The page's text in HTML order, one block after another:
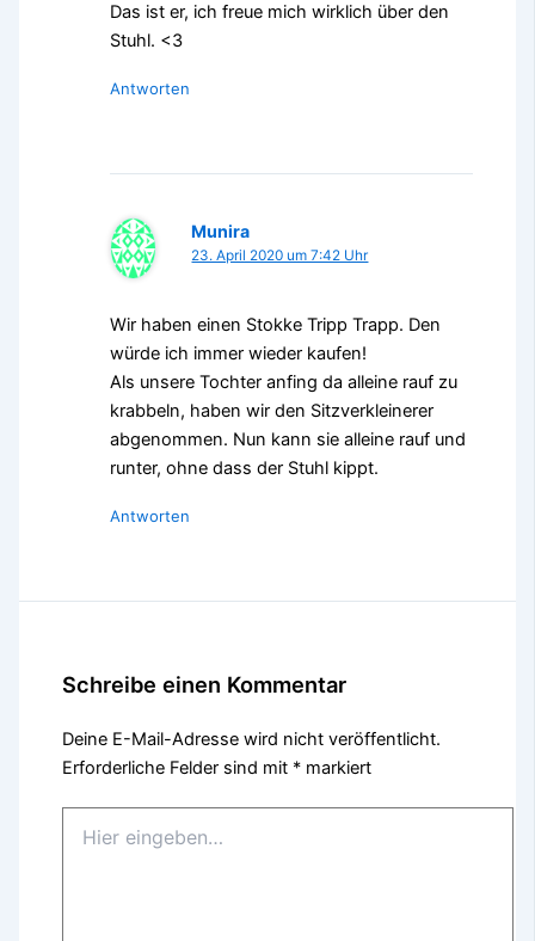
Das ist er, ich freue mich wirklich über den
Stuhl. <3
Antworten
Munira
23. April 2020 um 7:42 Uhr
Wir haben einen Stokke Tripp Trapp. Den
würde ich immer wieder kaufen!
Als unsere Tochter anfing da alleine rauf zu
krabbeln, haben wir den Sitzverkleinerer
abgenommen. Nun kann sie alleine rauf und
runter, ohne dass der Stuhl kippt.
Antworten
Schreibe einen Kommentar
Deine E-Mail-Adresse wird nicht veröffentlicht.
Erforderliche Felder sind mit * markiert
eingeben…